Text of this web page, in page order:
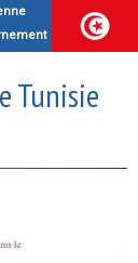
Tunisie
de